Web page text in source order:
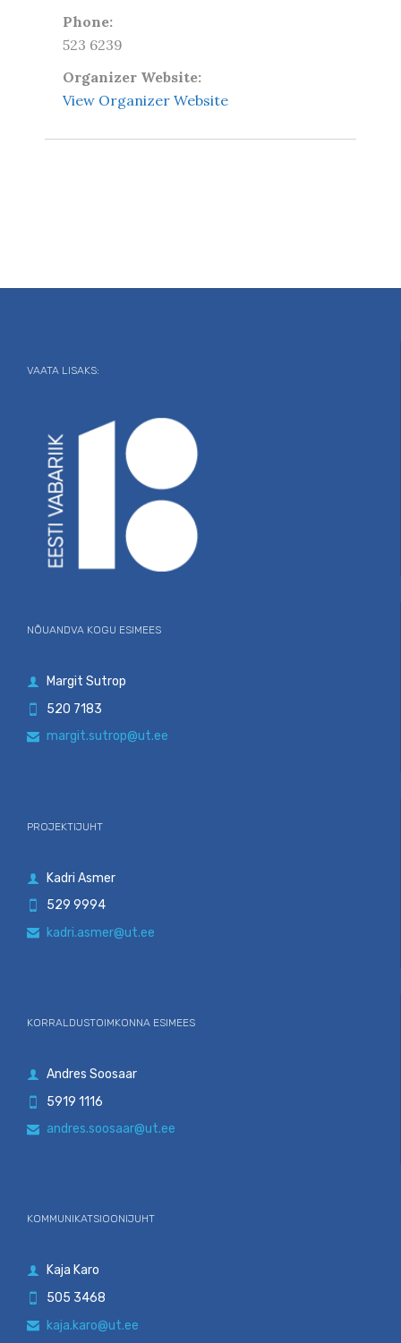
Phone:
523 6239
Organizer Website:
View Organizer Website
VAATA LISAKS:
NÕUANDVA KOGU ESIMEES
 Margit Sutrop
520 7183
 margit.sutrop@ut.ee
PROJEKTIJUHT
 Kadri Asmer
529 9994
 kadri.asmer@ut.ee
KORRALDUSTOIMKONNA ESIMEES
 Andres Soosaar
 5919 1116
 andres.soosaar@ut.ee
KOMMUNIKATSIOONIJUHT
 Kaja Karo
505 3468
 kaja.karo@ut.ee